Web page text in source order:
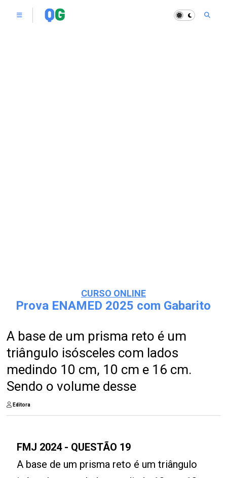
CURSO ONLINE
Prova ENAMED 2025 com Gabarito
A base de um prisma reto é um
triângulo isósceles com lados
medindo 10 cm, 10 cm e 16 cm.
Sendo o volume desse
Editora
FMJ 2024 - QUESTÃO 19
A base de um prisma reto é um triângulo